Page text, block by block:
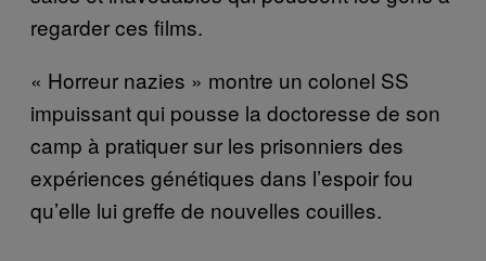
regarder ces films.
« Horreur nazies » montre un colonel SS
impuissant qui pousse la doctoresse de son
camp à pratiquer sur les prisonniers des
expériences génétiques dans l’espoir fou
qu’elle lui greffe de nouvelles couilles.